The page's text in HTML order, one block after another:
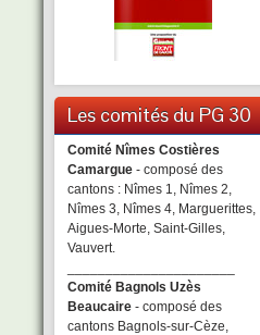
Les comités du PG 30
Comité Nîmes Costières
Camargue - composé des
cantons : Nîmes 1, Nîmes 2,
Nîmes 3, Nîmes 4, Marguerittes,
Aigues-Morte, Saint-Gilles,
Vauvert.
Comité Bagnols Uzès
Beaucaire - composé des
cantons Bagnols-sur-Cèze,